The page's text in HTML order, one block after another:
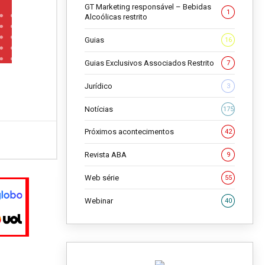
GT Marketing responsável – Bebidas
Alcoólicas restrito
1
Guias 16
Guias Exclusivos Associados Restrito 7
Jurídico 3
Notícias 175
Próximos acontecimentos 42
Revista ABA 9
Web série 55
Webinar 40